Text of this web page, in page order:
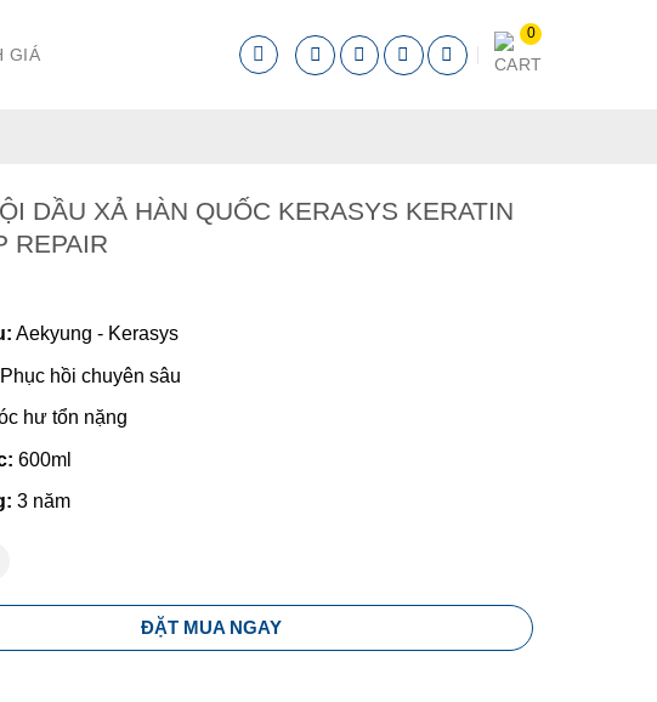
GIÁ
DẦU XẢ HÀN QUỐC KERASYS KERATIN
REPAIR
Aekyung - Kerasys
Phục hồi chuyên sâu
hư tổn nặng
600ml
3 năm
XẢ HÀN QUỐC KERASYS KERATIN BOND DEEP REPAIR quantity
ĐẶT MUA NGAY